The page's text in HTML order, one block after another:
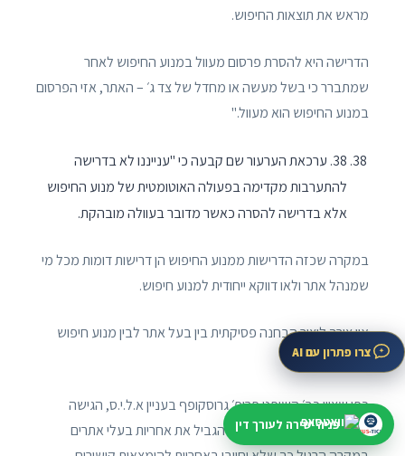
מראש את תוצאות החיפוש.
הדרישה היא להסרת פרסום מעוול במנוע החיפוש לאחר
שמתברר כי בשל מעשה או מחדל של צד ג׳ – האתר, אזי הפרסום
במנוע החיפוש הוא מעוול."
38. ערכאת הערעור שם קבעה כי "ענייננו לא בדרישה
להתערבות מקדימה בפעולה האוטומטית של מנוע החיפוש
אלא בדרישה להסרה כאשר מדובר בעוולה מובהקת.
במקרה שכזה הדרישות ממנוע החיפוש הן דרישות דומות מכל מי
שמנהל אתר ולאו דווקא ייחודית למנוע חיפוש.
אין צורך ליצור הבחנה פסיקתית בין בעל אתר לבין מנוע חיפוש
בעניין זה.
כפי שציין כב׳ השופט פרופ׳ גרוסקופף בעניין א.ל.י.ס, הגישה
המקובלת כיום בעולם היא להגביל את אחריות בעלי אתרים
צרו פתרון עם AI
פניה ישירה לעורך דין